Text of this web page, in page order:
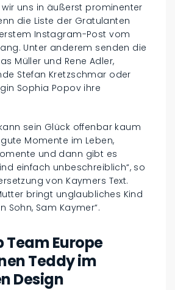
uns in äußerst prominenter
die Liste der Gratulanten
Instagram-Post vom
Unter anderem senden die
Müller und Rene Adler,
Stefan Kretzschmar oder
Sophia Popov ihre
sein Glück offenbar kaum
Momente im Leben,
und dann gibt es
einfach unbeschreiblich“, so
von Kaymers Text.
bringt unglaubliches Kind
Sohn, Sam Kaymer“.
Team Europe
Teddy im
Design